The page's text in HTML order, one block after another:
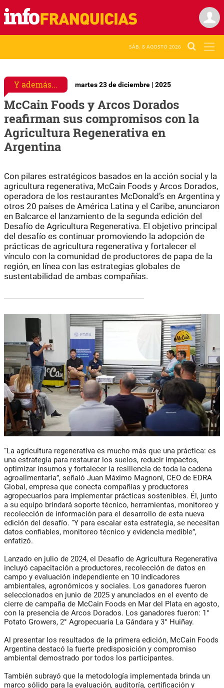
SÁB. 8 AGOSTO 2026
Y además... martes 23 de diciembre | 2025
McCain Foods y Arcos Dorados
reafirman sus compromisos con la
Agricultura Regenerativa en
Argentina
Con pilares estratégicos basados en la acción social y la
agricultura regenerativa, McCain Foods y Arcos Dorados,
operadora de los restaurantes McDonald’s en Argentina y
otros 20 países de América Latina y el Caribe, anunciaron
en Balcarce el lanzamiento de la segunda edición del
Desafío de Agricultura Regenerativa. El objetivo principal
del desafío es continuar promoviendo la adopción de
prácticas de agricultura regenerativa y fortalecer el
vínculo con la comunidad de productores de papa de la
región, en línea con las estrategias globales de
sustentabilidad de ambas compañías.
“La agricultura regenerativa es mucho más que una práctica: es
una estrategia para restaurar los suelos, reducir impactos,
optimizar insumos y fortalecer la resiliencia de toda la cadena
agroalimentaria”, señaló Juan Máximo Magnoni, CEO de EDRA
Global, empresa que conecta compañías y productores
agropecuarios para implementar prácticas sostenibles. Él, junto
a su equipo brindará soporte técnico, herramientas, monitoreo y
recolección de información para el desarrollo de esta nueva
edición del desafío. “Y para escalar esta estrategia, se necesitan
datos confiables, monitoreo técnico y evidencia medible”,
enfatizó.
Lanzado en julio de 2024, el Desafío de Agricultura Regenerativa
incluyó capacitación a productores, recolección de datos en
campo y evaluación independiente en 10 indicadores
ambientales, agronómicos y sociales. Los ganadores fueron
seleccionados en junio de 2025 y anunciados en el evento de
cierre de campaña de McCain Foods en Mar del Plata en agosto,
con la presencia de Arcos Dorados. Los ganadores fueron: 1°
Potato Growers, 2° Agropecuaria La Gándara y 3° Huiñay.
Al presentar los resultados de la primera edición, McCain Foods
Argentina destacó la fuerte predisposición y compromiso
ambiental demostrado por todos los participantes.
También subrayó que la metodología implementada brinda un
marco sólido para la evaluación, auditoría, certificación y